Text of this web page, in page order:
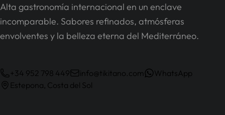
Alta gastronomía internacional en un enclave
incomparable. Sabores refinados, atmósferas
envolventes y la belleza eterna del Mediterráneo.
+34 952 798 449 info@tikitano.com
WhatsApp
Estepona, Costa del Sol